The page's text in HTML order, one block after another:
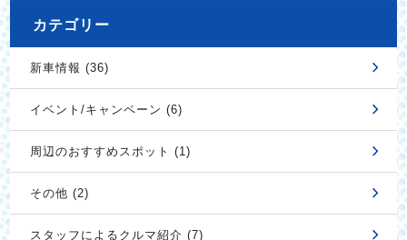
カテゴリー
新車情報 (36)
イベント/キャンペーン (6)
周辺のおすすめスポット (1)
その他 (2)
スタッフによるクルマ紹介 (7)